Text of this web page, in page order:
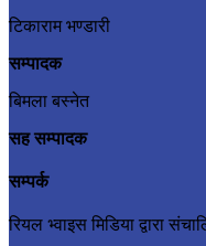
टिकाराम भण्डारी
सम्पादक
बिमला बस्नेत
सह सम्पादक
सम्पर्क
रियल भ्वाइस मिडिया द्वारा